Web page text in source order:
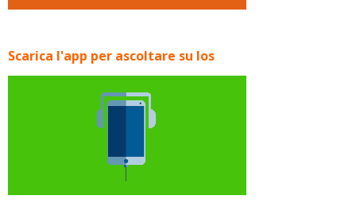
Scarica l'app per ascoltare su Ios